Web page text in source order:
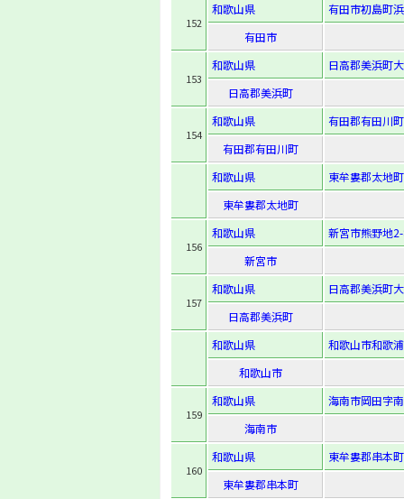
152
和歌山県
有田市初島町
有田市
153
和歌山県
日高郡美浜町
日高郡美浜町
154
和歌山県
有田郡有田川
有田郡有田川町
和歌山県
東牟婁郡太地
東牟婁郡太地町
156
和歌山県
新宮市熊野地
新宮市
157
和歌山県
日高郡美浜町
日高郡美浜町
和歌山県
和歌山市和歌
和歌山市
159
和歌山県
海南市岡田字
海南市
160
和歌山県
東牟婁郡串本
東牟婁郡串本町